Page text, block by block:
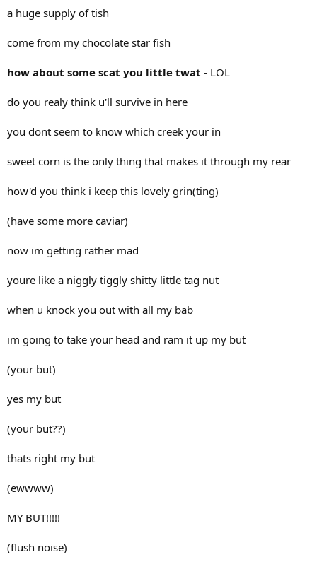
a huge supply of tish
come from my chocolate star fish
how about some scat you little twat - LOL
do you realy think u'll survive in here
you dont seem to know which creek your in
sweet corn is the only thing that makes it through my rear
how'd you think i keep this lovely grin(ting)
(have some more caviar)
now im getting rather mad
youre like a niggly tiggly shitty little tag nut
when u knock you out with all my bab
im going to take your head and ram it up my but
(your but)
yes my but
(your but??)
thats right my but
(ewwww)
MY BUT!!!!!
(flush noise)